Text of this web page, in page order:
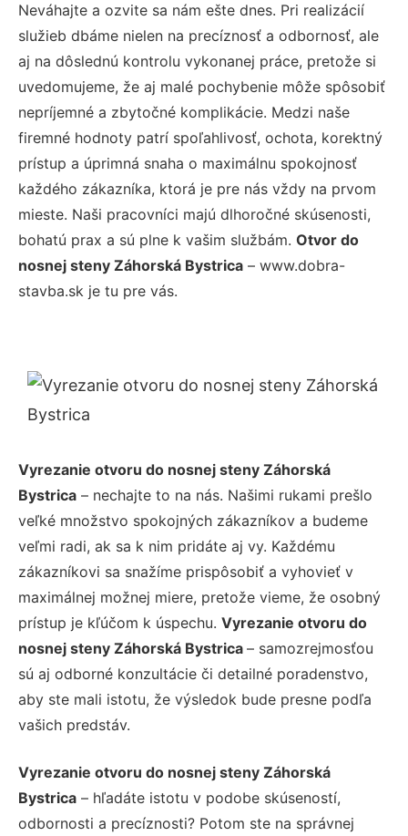
Neváhajte a ozvite sa nám ešte dnes. Pri realizácií
služieb dbáme nielen na precíznosť a odbornosť, ale
aj na dôslednú kontrolu vykonanej práce, pretože si
uvedomujeme, že aj malé pochybenie môže spôsobiť
nepríjemné a zbytočné komplikácie. Medzi naše
firemné hodnoty patrí spoľahlivosť, ochota, korektný
prístup a úprimná snaha o maximálnu spokojnosť
každého zákazníka, ktorá je pre nás vždy na prvom
mieste. Naši pracovníci majú dlhoročné skúsenosti,
bohatú prax a sú plne k vašim službám. Otvor do
nosnej steny Záhorská Bystrica – www.dobra-
stavba.sk je tu pre vás.
Vyrezanie otvoru do nosnej steny Záhorská
Bystrica – nechajte to na nás. Našimi rukami prešlo
veľké množstvo spokojných zákazníkov a budeme
veľmi radi, ak sa k nim pridáte aj vy. Každému
zákazníkovi sa snažíme prispôsobiť a vyhovieť v
maximálnej možnej miere, pretože vieme, že osobný
prístup je kľúčom k úspechu. Vyrezanie otvoru do
nosnej steny Záhorská Bystrica – samozrejmosťou
sú aj odborné konzultácie či detailné poradenstvo,
aby ste mali istotu, že výsledok bude presne podľa
vašich predstáv.
Vyrezanie otvoru do nosnej steny Záhorská
Bystrica – hľadáte istotu v podobe skúseností,
odbornosti a precíznosti? Potom ste na správnej